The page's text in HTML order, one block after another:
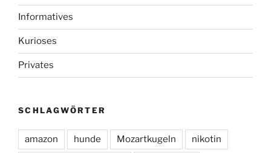
unschlagbares
Duo“
Informatives
Kurioses
Privates
SCHLAGWÖRTER
amazon hunde Mozartkugeln nikotin